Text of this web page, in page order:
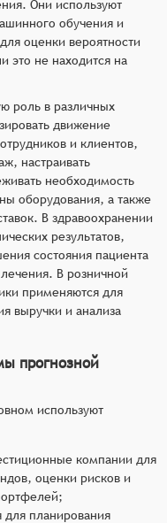
Они используют
обучения и
оценки вероятности
это не находится на
роль в различных
движение
и клиентов,
настраивать
необходимость
оборудования, а также
В здравоохранении
результатов,
состояния пациента
В розничной
применяются для
выручки и анализа
прогнозной
используют
компании для
оценки рисков и
для планирования